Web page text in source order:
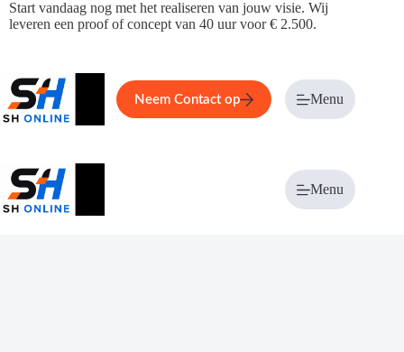
Ga
naar
Start vandaag nog met het realiseren van jouw visie. Wij
leveren een proof of concept van 40 uur voor € 2.500.
Home Service Over ons
Neem Contact op Menu
Menu